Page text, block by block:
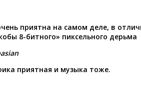
приятна на самом деле, в
8-битного» пиксельного дерьма
приятная и музыка тоже.